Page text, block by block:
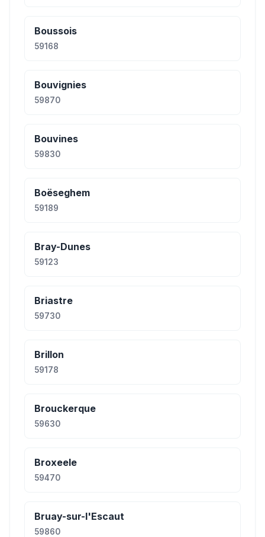
Boussois
59168
Bouvignies
59870
Bouvines
59830
Boëseghem
59189
Bray-Dunes
59123
Briastre
59730
Brillon
59178
Brouckerque
59630
Broxeele
59470
Bruay-sur-l'Escaut
59860